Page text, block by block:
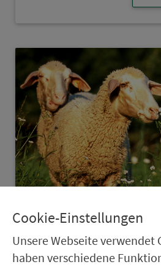
Plätschernde Jurabäche,
Cookie-Einstellungen
Unsere Webseite verwendet
haben verschiedene